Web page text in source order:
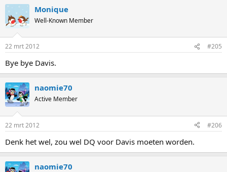
Monique
Well-Known Member
22 mrt 2012 #205
Bye bye Davis.
naomie70
Active Member
22 mrt 2012 #206
Denk het wel, zou wel DQ voor Davis moeten worden.
naomie70